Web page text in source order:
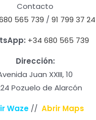
Contacto
565 739 / 91 799 37 24
+34 680 565 739
Dirección:
Juan XXIII, 10
Pozuelo de Alarcón
Waze //Abrir Maps